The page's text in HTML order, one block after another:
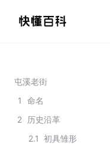
屯溪老街
1
命名
2
历史沿革
2.1 初具雏形